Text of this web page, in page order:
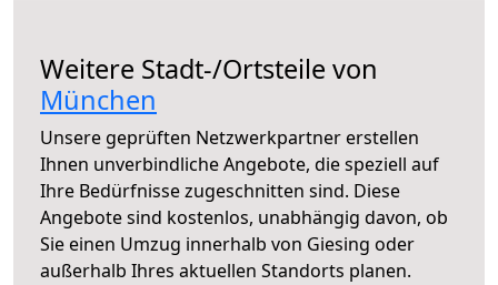
Weitere Stadt-/Ortsteile von
München
Unsere geprüften Netzwerkpartner erstellen
Ihnen unverbindliche Angebote, die speziell auf
Ihre Bedürfnisse zugeschnitten sind. Diese
Angebote sind kostenlos, unabhängig davon, ob
Sie einen Umzug innerhalb von Giesing oder
außerhalb Ihres aktuellen Standorts planen.